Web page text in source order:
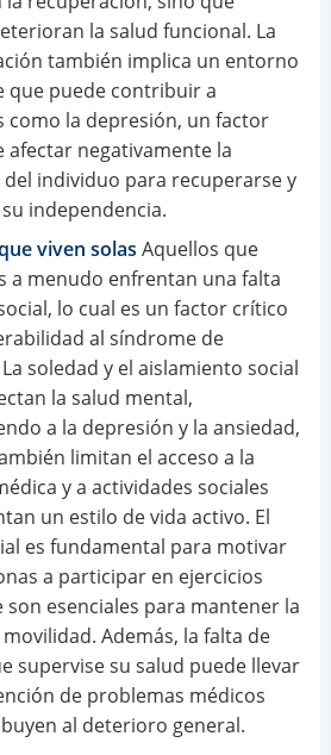
la salud funcional. La
también implica un entorno
que puede contribuir a
la depresión, un factor
afectar negativamente la
del individuo para recuperarse y
independencia.
viven solas Aquellos que
a menudo enfrentan una falta
lo cual es un factor crítico
al síndrome de
soledad y el aislamiento social
la salud mental,
a la depresión y la ansiedad,
limitan el acceso a la
y a actividades sociales
un estilo de vida activo. El
es fundamental para motivar
a participar en ejercicios
son esenciales para mantener la
Además, la falta de
supervise su salud puede llevar
de problemas médicos
al deterioro general.